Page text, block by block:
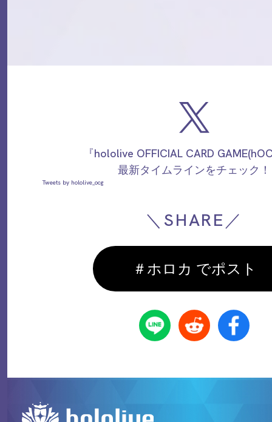
『hololive OFFICIAL CARD
最新タイムラインをチェック！
Tweets by hololive_ocg
＼SHARE／
＃ホロカ でポスト